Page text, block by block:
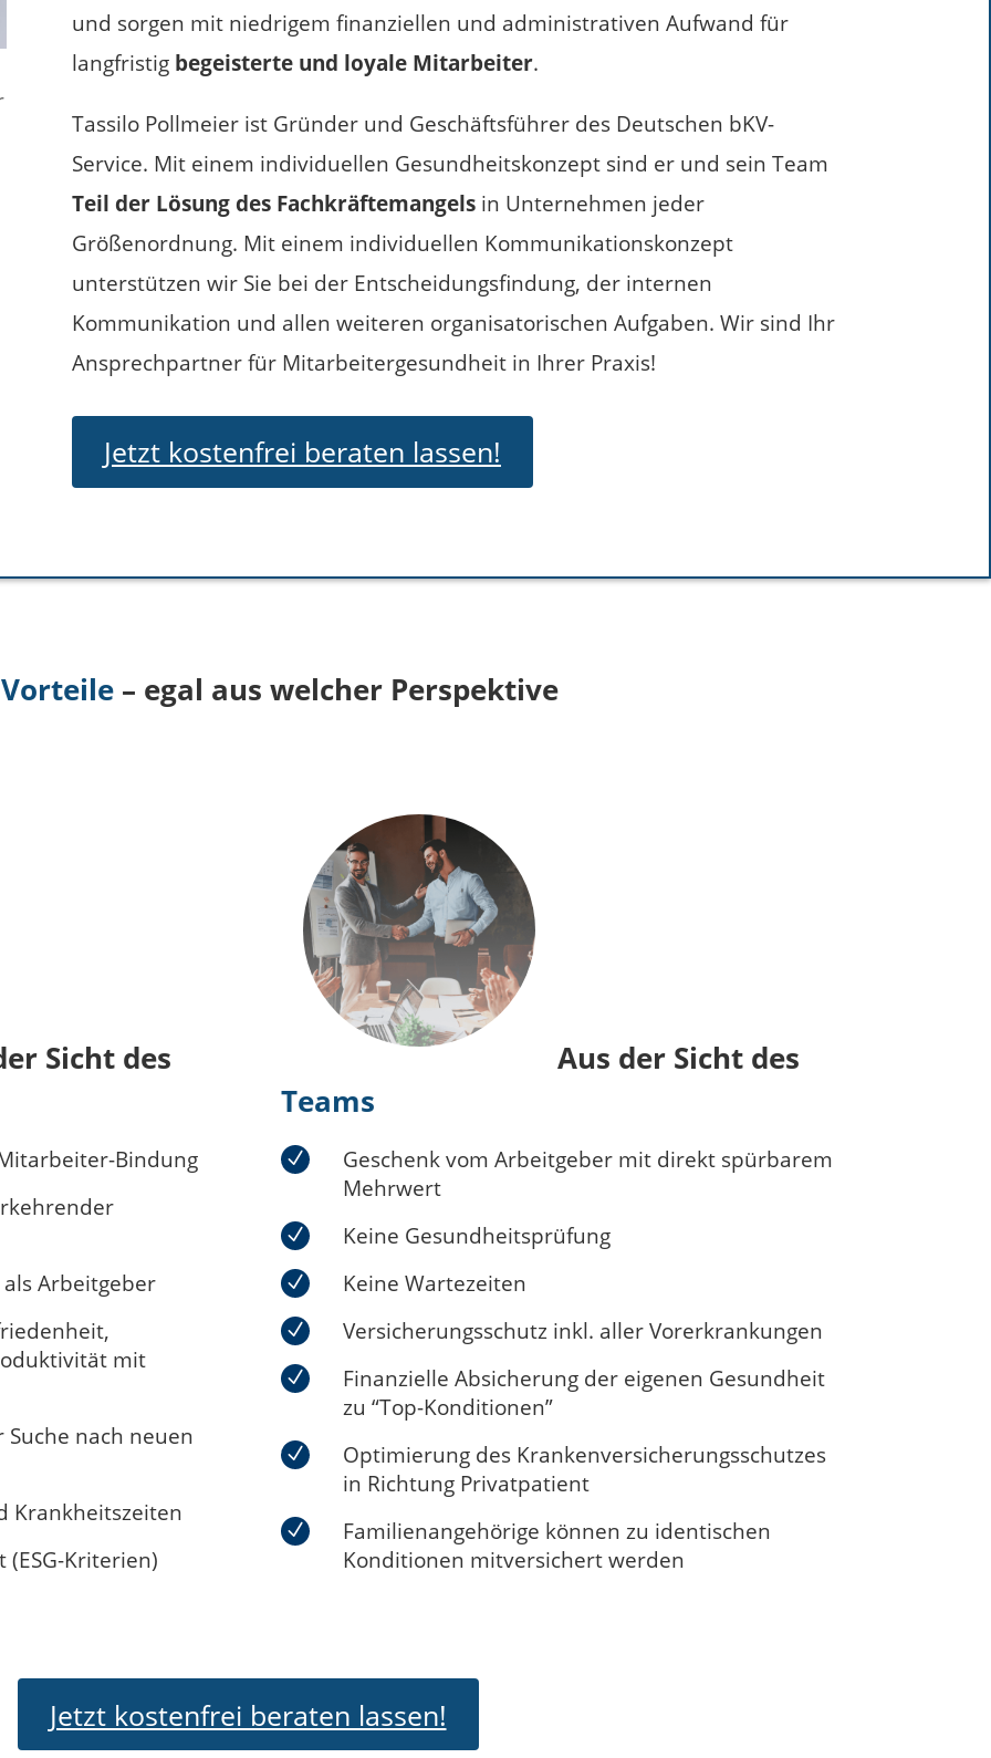
und sorgen mit niedrigem finanziellen und administrativen Aufwand für
langfristig begeisterte und loyale Mitarbeiter.
Tassilo Pollmeier ist Gründer und Geschäftsführer des Deutschen bKV-
Service. Mit einem individuellen Gesundheitskonzept sind er und sein Team
Teil der Lösung des Fachkräftemangelsin Unternehmen jeder
Größenordnung. Mit einem individuellen Kommunikationskonzept
unterstützen wir Sie bei der Entscheidungsfindung, der internen
Kommunikation und allen weiteren organisatorischen Aufgaben. Wir sind Ihr
Ansprechpartner für Mitarbeitergesundheit in Ihrer Praxis!
Jetzt kostenfrei beraten lassen!
Vorteile – egal aus welcher Perspektive
Sicht des
Bindung
Arbeitgeber
mit
nach neuen
Krankheitszeiten
Kriterien)
Aus der Sicht des
Teams
Geschenk vom Arbeitgeber mit direkt spürbarem
Mehrwert
Keine Gesundheitsprüfung
Keine Wartezeiten
Versicherungsschutz inkl. aller Vorerkrankungen
Finanzielle Absicherung der eigenen Gesundheit
zu “Top-Konditionen”
Optimierung des Krankenversicherungsschutzes
in Richtung Privatpatient
Familienangehörige können zu identischen
Konditionen mitversichert werden
Jetzt kostenfrei beraten lassen!